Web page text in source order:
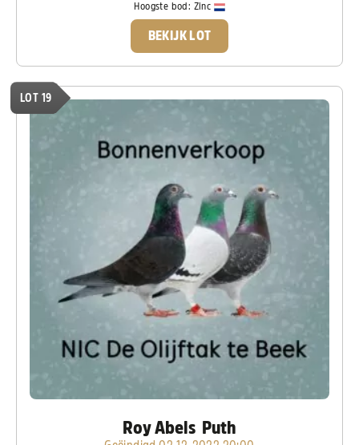
Hoogste bod: Zinc
BEKIJK LOT
LOT 19
Roy Abels Puth